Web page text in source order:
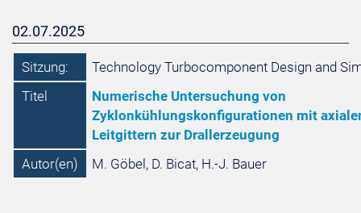
02.07.2025
Sitzung:
Technology Turbocomponent Design and
Titel
Numerische Untersuchung von
Zyklonkühlungskonfigurationen mit
Leitgittern zur Drallerzeugung
Autor(en)
M. Göbel, D. Bicat, H.-J. Bauer